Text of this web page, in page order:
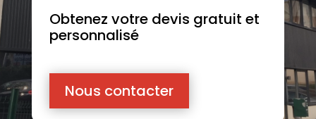
Obtenez votre devis gratuit et
personnalisé
Nous contacter